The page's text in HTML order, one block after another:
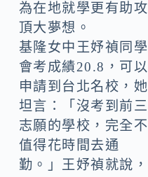
為在地就學更有助攻
頂大夢想。
基隆女中王妤禎同學
會考成績20.8，可以
申請到台北名校，她
坦言：「沒考到前三
志願的學校，完全不
值得花時間去通
勤。」王妤禎就說，